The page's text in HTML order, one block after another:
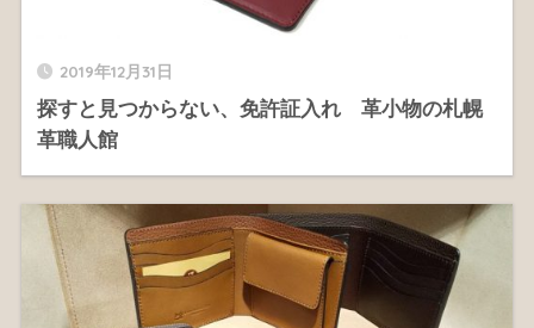
2019年12月31日
探すと見つからない、免許証入れ 革小物の札幌
革職人館